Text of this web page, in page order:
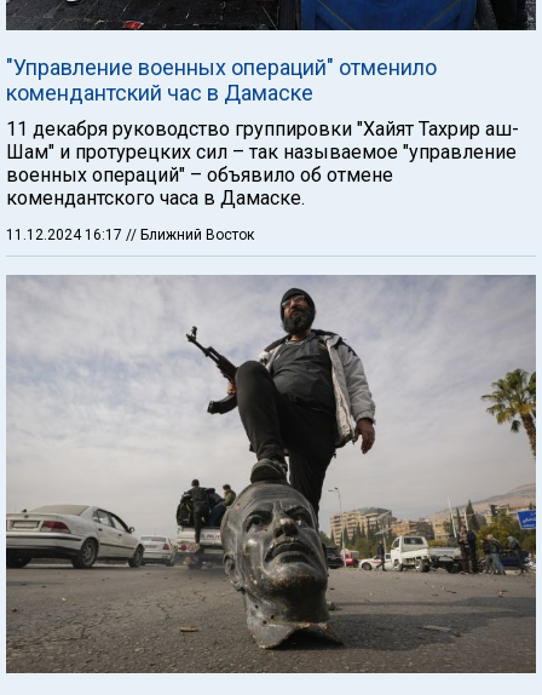
"Управление военных операций" отменило
комендантский час в Дамаске
11 декабря руководство группировки "Хайят Тахрир аш-
Шам" и протурецких сил – так называемое "управление
военных операций" – объявило об отмене
комендантского часа в Дамаске.
11.12.2024 16:17 // Ближний Восток